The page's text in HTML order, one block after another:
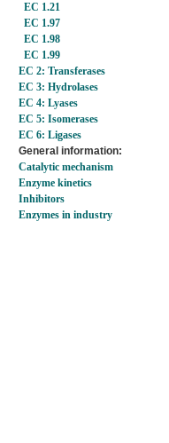
EC 1.21
EC 1.97
EC 1.98
EC 1.99
EC 2: Transferases
EC 3: Hydrolases
EC 4: Lyases
EC 5: Isomerases
EC 6: Ligases
General information:
Catalytic mechanism
Enzyme kinetics
Inhibitors
Enzymes in industry